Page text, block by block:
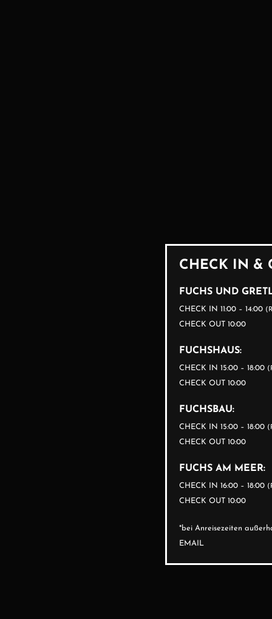
CHECK IN &
FUCHS UND
CHECK IN 11:00 – 14:00
CHECK OUT 10:00
FUCHSHAUS:
CHECK IN 15:00 – 18:00
CHECK OUT 10:00
FUCHSBAU:
CHECK IN 15:00 – 18:00
CHECK OUT 10:00
FUCHS AM MEER:
CHECK IN 16:00 – 18:00
CHECK OUT 10:00
*bei Anreisezeiten
EMAIL